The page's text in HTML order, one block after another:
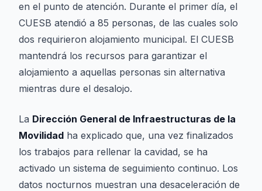
en el punto de atención. Durante el primer día, el
CUESB atendió a 85 personas, de las cuales solo
dos requirieron alojamiento municipal. El CUESB
mantendrá los recursos para garantizar el
alojamiento a aquellas personas sin alternativa
mientras dure el desalojo.
La Dirección General de Infraestructuras de la
Movilidad ha explicado que, una vez finalizados
los trabajos para rellenar la cavidad, se ha
activado un sistema de seguimiento continuo. Los
datos nocturnos muestran una desaceleración de